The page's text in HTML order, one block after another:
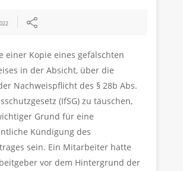
einer Kopie eines gefälschten
in der Absicht, über die
Nachweispflicht des § 28b Abs.
(IfSG) zu täuschen,
Grund für eine
Kündigung des
sein. Ein Mitarbeiter hatte
vor dem Hintergrund der